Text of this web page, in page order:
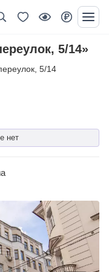
5/14»
5/14
нет